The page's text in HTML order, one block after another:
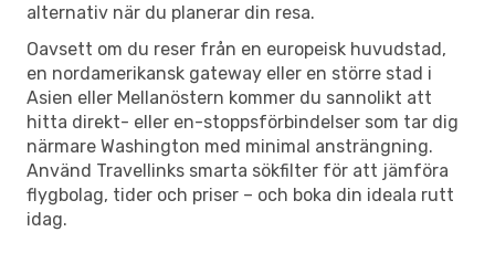
alternativ när du planerar din resa.
Oavsett om du reser från en europeisk huvudstad,
en nordamerikansk gateway eller en större stad i
Asien eller Mellanöstern kommer du sannolikt att
hitta direkt- eller en-stoppsförbindelser som tar dig
närmare Washington med minimal ansträngning.
Använd Travellinks smarta sökfilter för att jämföra
flygbolag, tider och priser – och boka din ideala rutt
idag.